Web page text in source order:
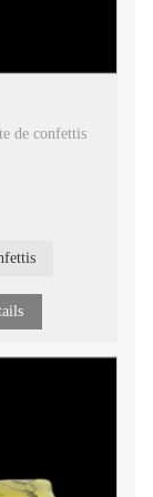
de confettis